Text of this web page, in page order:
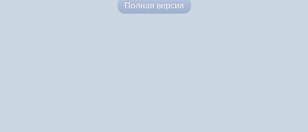
Полная версия